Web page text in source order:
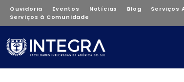
Ouvidoria Eventos Notícias Blog
Serviços
Serviços à Comunidade